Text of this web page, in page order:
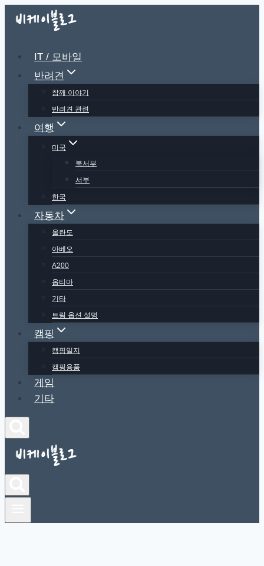
Skip
IT / 모바일
반려견
참깨 이야기
반려견 관련
여행
미국
북서부
서부
한국
자동차
올란도
아베오
A200
옵티마
기타
트림 옵션 설명
캠핑
캠핑일지
캠핑용품
게임
기타